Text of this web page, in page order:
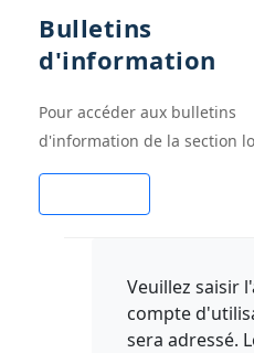
Bulletins
d'information
Pour accéder aux bulletins
d'information de la section
Veuillez saisir
compte
sera adressé.